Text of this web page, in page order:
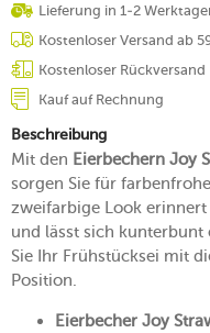
Lieferung in 1-2
Kostenloser Versand ab
Kostenloser Rückversand
Kauf auf Rechnung
Beschreibung
Mit den Eierbechern Joy
sorgen Sie für
zweifarbige Look erinnert
und lässt sich
Sie Ihr Frühstücksei mit
Position.
Eierbecher Joy